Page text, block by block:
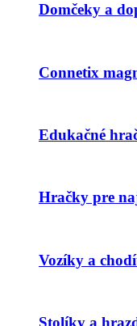
Domčeky a
Connetix
Edukačné
Hračky pre
Vozíky a
Stolíky a